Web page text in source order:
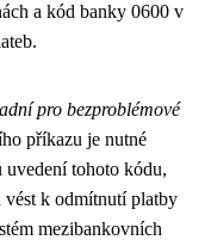
a kód banky 0600 v
pro bezproblémové
příkazu je nutné
uvedení tohoto kódu,
vést k odmítnutí platby
mezibankovních